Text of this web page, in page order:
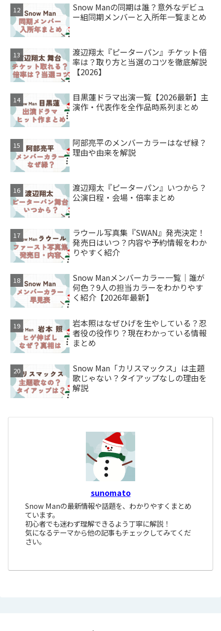
Snow Manの同期は誰？意外なデビュ
ー組同期メンバーと入所年一覧まとめ
渡辺翔太『ピーターパン』チケット倍
率は？取り方と当選のコツを徹底解説
【2026】
目黒蓮ドラマ出演一覧【2026最新】主
演作・代表作を全作品時系列まとめ
阿部亮平のメンバーカラーはなぜ緑？
理由や由来を解説
渡辺翔太『ピーターパン』いつから？
公演日程・会場・倍率まとめ
ラウール写真集『SWAN』発売決定！
発売日はいつ？内容や予約情報をわか
りやすく紹介
Snow Manメンバーカラー一覧｜誰が
何色？9人の担当カラーをわかりやす
く紹介【2026年最新】
岩本照はなぜひげを生やしている？忍
者役の役作り？現在わかっている情報
まとめ
Snow Man「カリスマックス」は主題
歌じゃない？タイアップなしの理由を
解説
sunomato
Snow Manの最新情報や話題を、わかりやすくまとめ
ています。
初心者でも迷わず理解できるよう丁寧に解説！
気になるテーマから他の記事もチェックしてみてくだ
さい。